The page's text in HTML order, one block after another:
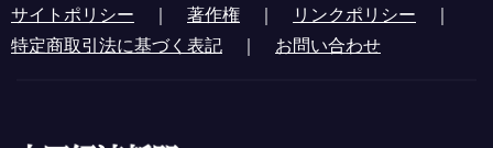
サイトポリシー ｜ 著作権 ｜ リンクポリシー ｜
特定商取引法に基づく表記 ｜ お問い合わせ